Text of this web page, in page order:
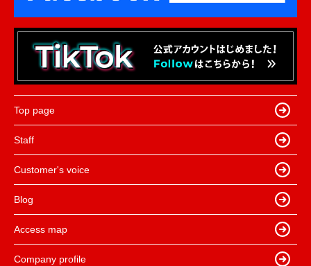
Top page
Staff
Customer's voice
Blog
Access map
Company profile